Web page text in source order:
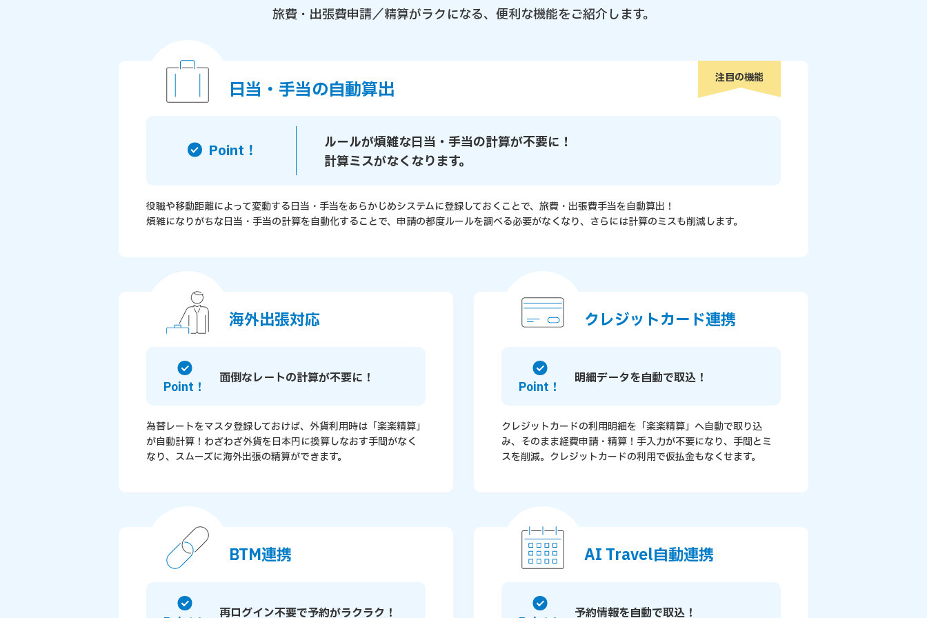
旅費・出張費申請／精算がラクになる、 便利な機能をご紹介します。
日当・手当の自動算出
注目の機能
Point！
ルールが煩雑な日当・手当の計算が不要に！
計算ミスがなくなります。
役職や移動距離によって変動する日当・手当をあらかじめシステムに登録しておくことで、旅費・出張費手当を自動算出！
煩雑になりがちな日当・手当の計算を自動化することで、申請の都度ルールを調べる必要がなくなり、さらには計算のミスも削減します。
海外出張対応
Point！
面倒なレートの計算が不要に！
為替レートをマスタ登録しておけば、外貨利用時は「楽楽精算」
が自動計算！わざわざ外貨を日本円に換算しなおす手間がなく
なり、スムーズに海外出張の精算ができます。
クレジットカード連携
Point！
明細データを自動で取込！
クレジットカードの利用明細を「楽楽精算」へ自動で取り込
み、そのまま経費申請・精算！手入力が不要になり、手間とミ
スを削減。クレジットカードの利用で仮払金もなくせます。
BTM連携
再ログイン不要で予約がラクラク！
AI Travel自動連携
予約情報を自動で取込！